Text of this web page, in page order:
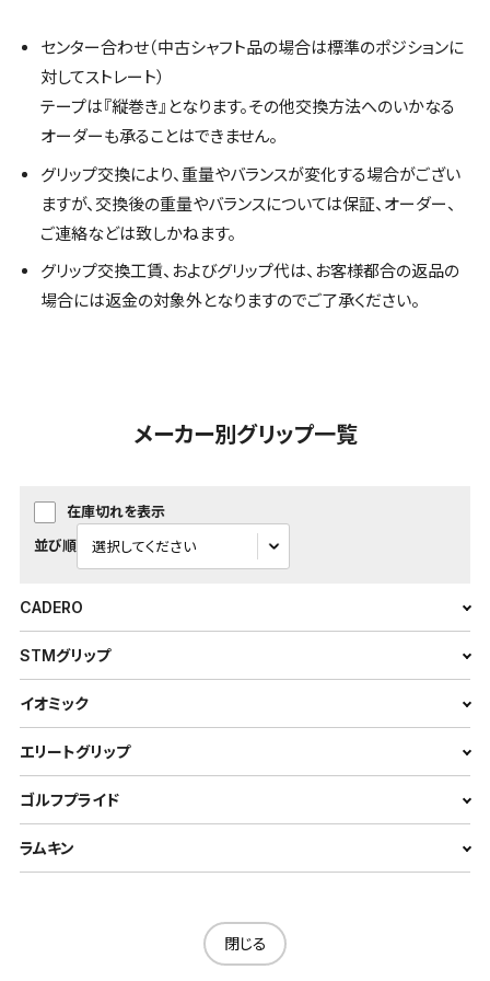
センター合わせ（中古シャフト品の場合は標準のポジションに
対してストレート）
テープは『縦巻き』となります。その他交換方法へのいかなる
オーダーも承ることはできません。
グリップ交換により、重量やバランスが変化する場合がござい
ますが、交換後の重量やバランスについては保証、オーダー、
ご連絡などは致しかねます。
グリップ交換工賃、およびグリップ代は、お客様都合の返品の
場合には返金の対象外となりますのでご了承ください。
メーカー別グリップ一覧
在庫切れを表示
並び順
CADERO
STMグリップ
イオミック
エリートグリップ
ゴルフプライド
ラムキン
閉じる